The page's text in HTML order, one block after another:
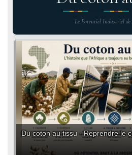
Le Potentiel Industriel
Du coton au tissu - Reprendre le